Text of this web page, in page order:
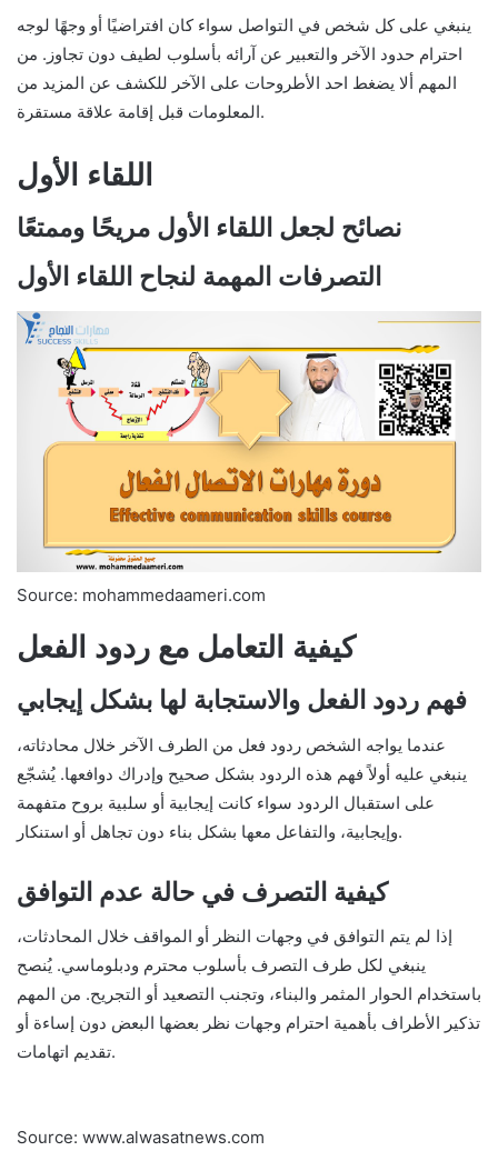
ينبغي على كل شخص في التواصل سواء كان افتراضيًا أو وجهًا لوجه
احترام حدود الآخر والتعبير عن آرائه بأسلوب لطيف دون تجاوز. من
المهم ألا يضغط احد الأطروحات على الآخر للكشف عن المزيد من
المعلومات قبل إقامة علاقة مستقرة.
اللقاء الأول
نصائح لجعل اللقاء الأول مريحًا وممتعًا
التصرفات المهمة لنجاح اللقاء الأول
Source: mohammedaameri.com
كيفية التعامل مع ردود الفعل
فهم ردود الفعل والاستجابة لها بشكل إيجابي
عندما يواجه الشخص ردود فعل من الطرف الآخر خلال محادثاته،
ينبغي عليه أولاً فهم هذه الردود بشكل صحيح وإدراك دوافعها. يُشجّع
على استقبال الردود سواء كانت إيجابية أو سلبية بروح متفهمة
وإيجابية، والتفاعل معها بشكل بناء دون تجاهل أو استنكار.
كيفية التصرف في حالة عدم التوافق
إذا لم يتم التوافق في وجهات النظر أو المواقف خلال المحادثات،
ينبغي لكل طرف التصرف بأسلوب محترم ودبلوماسي. يُنصح
باستخدام الحوار المثمر والبناء، وتجنب التصعيد أو التجريح. من المهم
تذكير الأطراف بأهمية احترام وجهات نظر بعضها البعض دون إساءة أو
تقديم اتهامات.
Source: www.alwasatnews.com